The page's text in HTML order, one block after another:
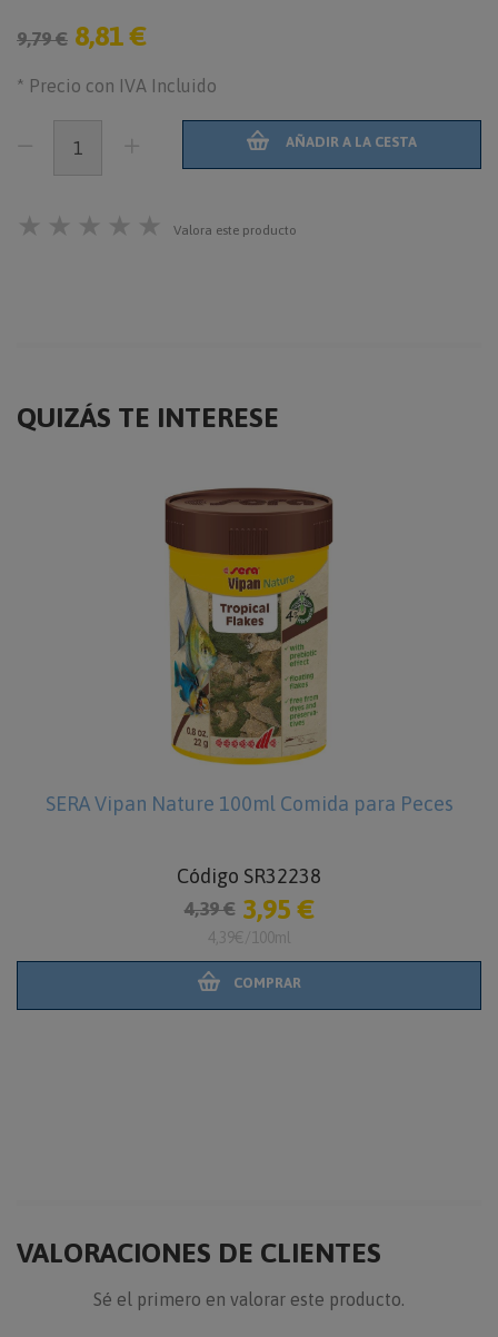
9,79 € 8,81 €
* Precio con IVA Incluido
AÑADIR A LA CESTA
★ ★ ★ ★ ★ Valora este producto
QUIZÁS TE INTERESE
SERA Vipan Nature 100ml Comida para Peces
Código SR32238
4,39 € 3,95 €
4,39€/100ml
COMPRAR
VALORACIONES DE CLIENTES
Sé el primero en valorar este producto.